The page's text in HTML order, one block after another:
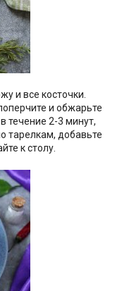
и все косточки.
и обжарьте
течение 2-3 минут,
тарелкам, добавьте
к столу.